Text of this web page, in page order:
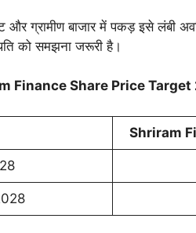
ग्रामीण बाजार में पकड़ इसे लंबी
को समझना जरूरी है।
Finance Share Price Target
Shriram